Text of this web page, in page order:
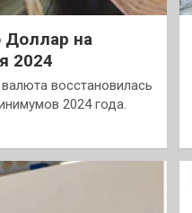
Доллар на
2024
восстановилась
2024 года.